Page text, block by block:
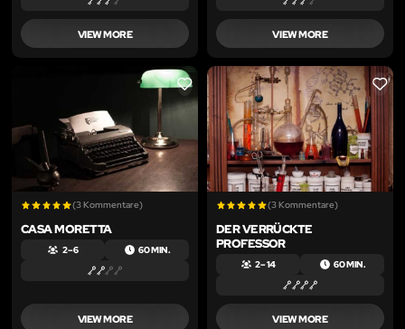
VIEW MORE VIEW MORE
LIKE
(3 Kommentare)
CASA MORETTA
2 – 6 60 MIN.
VIEW MORE
LIKE
(3 Kommentare)
DER VERRÜCKTE
PROFESSOR
2 – 14 60 MIN.
VIEW MORE